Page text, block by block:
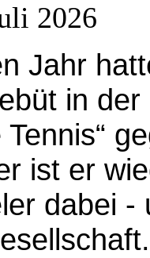
2026
Jahr
in
Tennis“
ist er
dabei -